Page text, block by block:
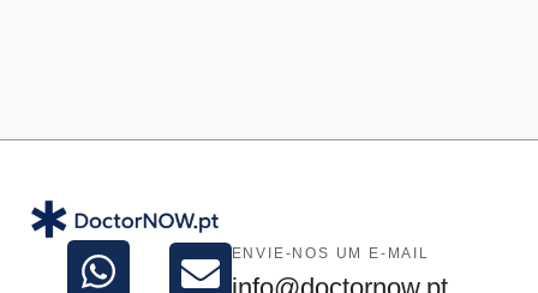
ENVIE-NOS UM E-MAIL